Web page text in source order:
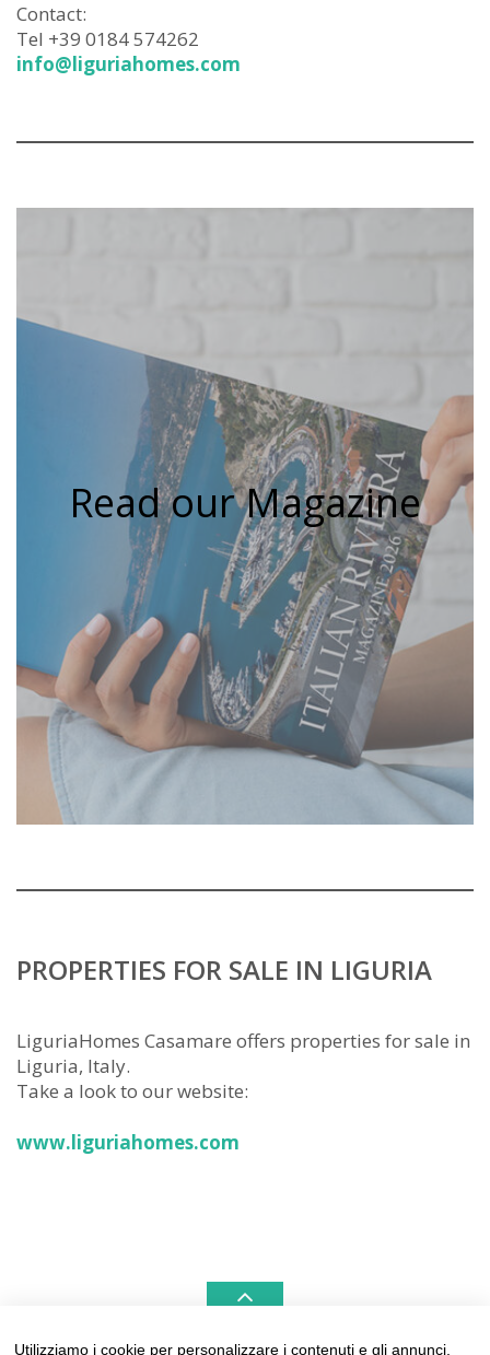
Contact:
Tel +39 0184 574262
info@liguriahomes.com
Read our Magazine
PROPERTIES FOR SALE IN LIGURIA
LiguriaHomes Casamare offers properties for sale in
Liguria, Italy.
Take a look to our website:
www.liguriahomes.com
Utilizziamo i cookie per personalizzare i contenuti e gli annunci,